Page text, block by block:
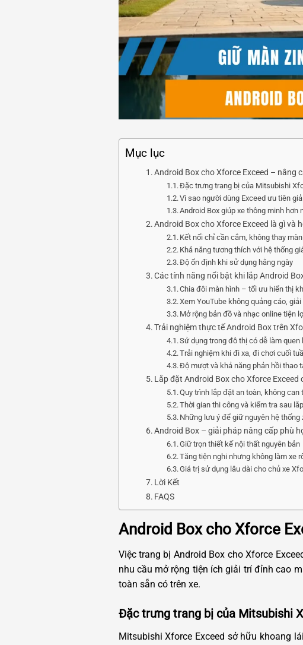
Mục lục
Android Box cho Xforce Exceed – nâng
Đặc trưng trang bị của Mitsubishi
Vì sao người dùng Exceed ưu tiên
Android Box giúp xe thông minh hơn
Android Box cho Xforce Exceed là gì và
Kết nối chỉ cần cắm, không thay
Khả năng tương thích với hệ thống
Độ ổn định khi sử dụng hằng ngày
Các tính năng nổi bật khi lắp Android
Chia đôi màn hình – tối ưu hiển thị
Xem YouTube không quảng cáo,
Mở rộng bản đồ và nhạc online tiện
Trải nghiệm thực tế Android Box trên
Sử dụng trong đô thị có dễ làm quen
Trải nghiệm khi đi xa, đi chơi cuối
Độ mượt và khả năng phản hồi thao
Lắp đặt Android Box cho Xforce Exceed
Quy trình lắp đặt an toàn, không can
Thời gian thi công và kiểm tra sau lắp
Những lưu ý để giữ nguyên hệ thống
Android Box – giải pháp nâng cấp phù
Giữ trọn thiết kế nội thất nguyên bản
Tăng tiện nghi nhưng không làm xe
Giá trị sử dụng lâu dài cho chủ xe
Lời Kết
FAQS
Android Box cho Xforce
Việc trang bị Android Box cho Xforce
nhu cầu mở rộng tiện ích giải trí đỉnh cao
toàn sẵn có trên xe.
Đặc trưng trang bị của Mitsubishi
Mitsubishi Xforce Exceed sở hữu khoang